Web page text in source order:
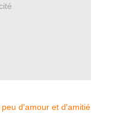
peu d'amour et d'amitié